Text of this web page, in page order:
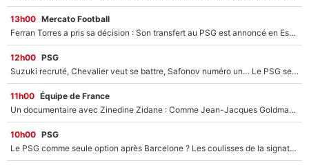
13h00 Mercato Football
Ferran Torres a pris sa décision : Son transfert au PSG est annoncé en Espagne !
12h00 PSG
Suzuki recruté, Chevalier veut se battre, Safonov numéro un… Le PSG se lance encore dans un gros chantier pour le poste de gardien de but
11h00 Équipe de France
Un documentaire avec Zinedine Zidane : Comme Jean-Jacques Goldman et Mylène Farmer, le nouveau sélectionneur de l'équipe de France a recalé une journaliste très connue
10h00 PSG
Le PSG comme seule option après Barcelone ? Les coulisses de la signature historique de Lionel Messi sont révélées au grand jour !